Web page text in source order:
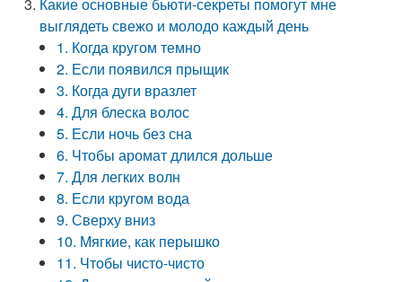
выглядеть свежо и молодо каждый день
1. Когда кругом темно
2. Если появился прыщик
3. Когда дуги вразлет
4. Для блеска волос
5. Если ночь без сна
6. Чтобы аромат длился дольше
7. Для легких волн
8. Если кругом вода
9. Сверху вниз
10. Мягкие, как перышко
11. Чтобы чисто-чисто